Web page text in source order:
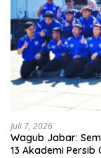
Juli 7, 2026
Wagub Jabar:
13 Akademi Persib